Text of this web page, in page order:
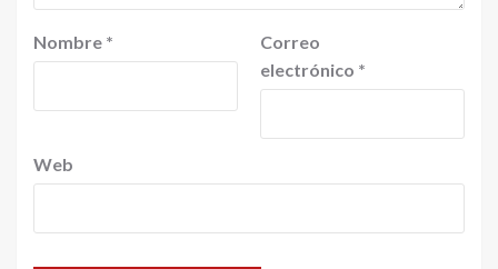
Nombre *
Correo
electrónico *
Web